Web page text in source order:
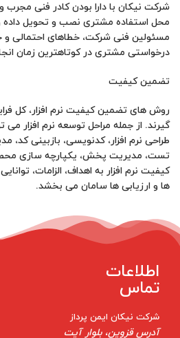
شرکت نیکان با دارا بودن کادر فنی مجرب
محل استفاده مشتری نصب و تحویل داده و
مسئولین فنی شرکت، خطاهای احتمالی و
درخواستی مشتری در کوتاهترین زمان
تضمین کیفیت
روش های تضمین کیفیت نرم افزار، کل
گیرند. از جمله مراحل توسعه نرم افزار می
طراحی نرم افزار، کدنویسی، بازبینی کد،
تست، مدیریت پخش، یکپارچه سازی
کیفیت نرم افزار به اهداف، الزامات،
ها و ارزیابی ها سامان می بخشد.
اطلاعات
تماس
شرکت نیکان ایمن پرداز
آدرس قزوین، بلوار آیت